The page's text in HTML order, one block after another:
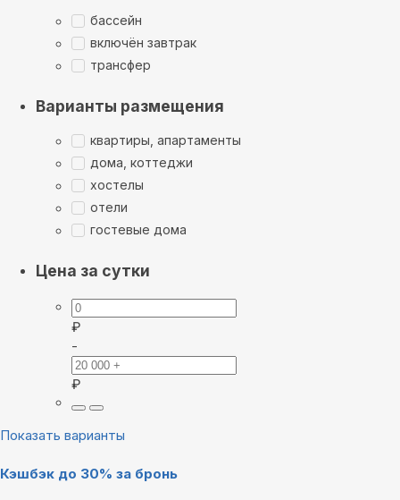
бассейн
включён завтрак
трансфер
Варианты размещения
квартиры, апартаменты
дома, коттеджи
хостелы
отели
гостевые дома
Цена за сутки
₽
-
₽
Показать варианты
Кэшбэк до 30% за бронь